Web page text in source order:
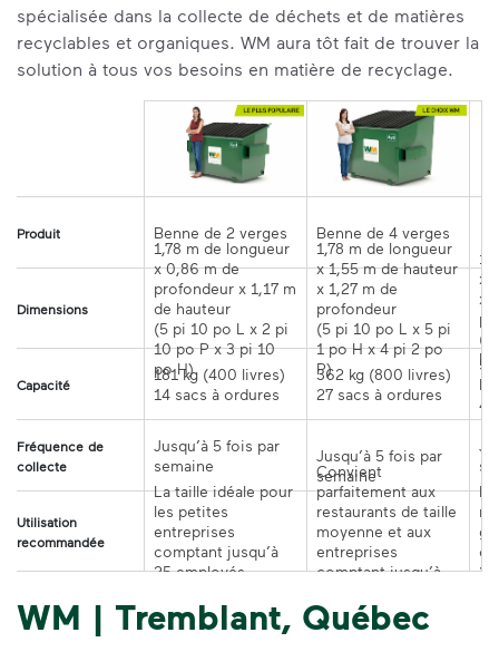
spécialisée dans la collecte de déchets et de matières
recyclables et organiques. WM aura tôt fait de trouver la
solution à tous vos besoins en matière de recyclage.
Produit Benne de 2 verges Benne de 4 verges
Dimensions
1,78 m de longueur
x 0,86 m de
profondeur x 1,17 m
de hauteur
(5 pi 10 po L x 2 pi
10 po P x 3 pi 10
po H)
1,78 m de longueur
x 1,55 m de hauteur
x 1,27 m de
profondeur
(5 pi 10 po L x 5 pi
1 po H x 4 pi 2 po
P)
x
x
(6
H
Capacité
181 kg (400 livres)
14 sacs à ordures
362 kg (800 livres)
27 sacs à ordures
Fréquence de
collecte
Jusqu’à 5 fois par
semaine
Jusqu’à 5 fois par
semaine
Utilisation
recommandée
La taille idéale pour
les petites
entreprises
comptant jusqu’à
25 employés
Convient
parfaitement aux
restaurants de taille
moyenne et aux
entreprises
comptant jusqu’à
WM | Tremblant, Québec